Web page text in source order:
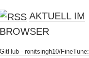
AKTUELL IM
BROWSER
GitHub - ronitsingh10/FineTune: